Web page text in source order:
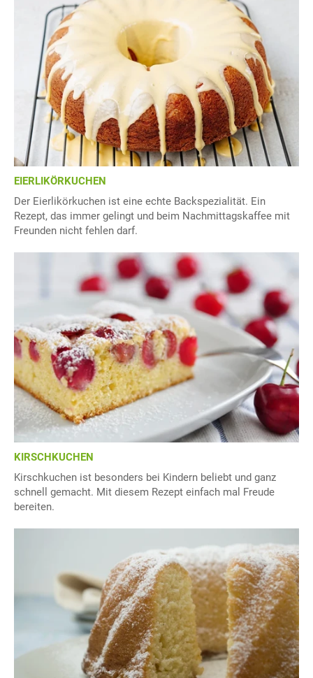
EIERLIKÖRKUCHEN
Der Eierlikörkuchen ist eine echte Backspezialität. Ein
Rezept, das immer gelingt und beim Nachmittagskaffee mit
Freunden nicht fehlen darf.
KIRSCHKUCHEN
Kirschkuchen ist besonders bei Kindern beliebt und ganz
schnell gemacht. Mit diesem Rezept einfach mal Freude
bereiten.